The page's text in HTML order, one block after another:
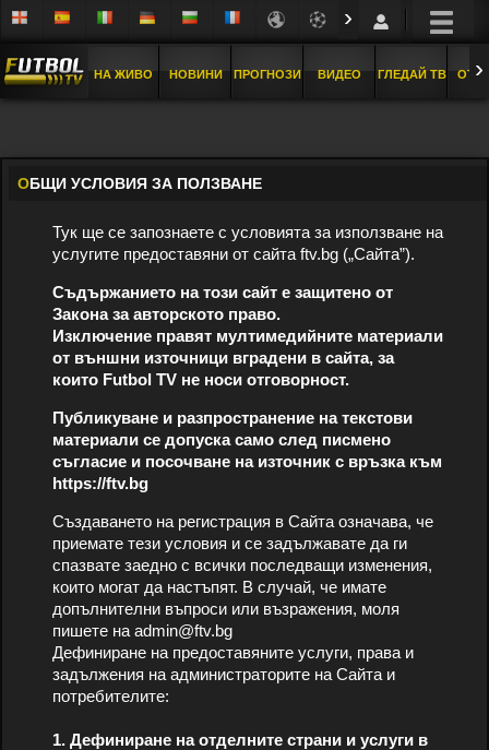
›
НА ЖИВО НОВИНИ ПРОГНОЗИ ВИДЕО ГЛЕДАЙ ТВ ›
ОБЩИ УСЛОВИЯ ЗА ПОЛЗВАНЕ
Тук ще се запознаете с условията за използване на
услугите предоставяни от сайта ftv.bg („Сайта”).
Съдържанието на този сайт е защитено от
Закона за авторското право.
Изключение правят мултимедийните материали
от външни източници вградени в сайта, за
които Futbol TV не носи отговорност.
Публикуване и разпространение на текстови
материали се допуска само след писмено
съгласие и посочване на източник с връзка към
https://ftv.bg
Създаването на регистрация в Сайта означава, че
приемате тези условия и се задължавате да ги
спазвате заедно с всички последващи изменения,
които могат да настъпят. В случай, че имате
допълнителни въпроси или възражения, моля
пишете на admin@ftv.bg
Дефиниране на предоставяните услуги, права и
задължения на администраторите на Сайта и
потребителите:
1. Дефиниране на отделните страни и услуги в